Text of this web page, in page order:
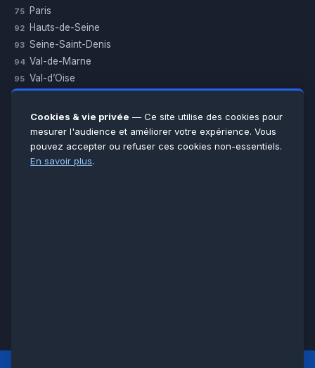
75 Paris
92 Hauts-de-Seine
93 Seine-Saint-Denis
94 Val-de-Marne
95 Val-d’Oise
Essonne
Seine-et-Marne
Voir toutes les villes →
Cookies & vie privée — Ce site utilise des cookies pour
mesurer l'audience et améliorer votre expérience. Vous
pouvez accepter ou refuser ces cookies non-essentiels.
En savoir plus.